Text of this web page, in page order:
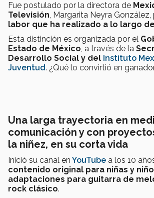
Fue postulado por la directora de
Televisión, Margarita Neyra
labor que ha realizado a lo largo
Esta distinción es organizada por el
Estado de México, a través de la
Desarrollo Social y del Instituto
Juventud. ¿Qué lo convirtió en
Una larga trayectoria en
comunicación y con
la niñez, en su corta vida
Inició su canal en YouTube a los 10
contenido original para niñas y
adaptaciones para guitarra de
rock clásico.